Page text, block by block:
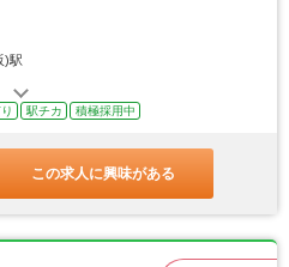
)駅
駅チカ 積極採用中
この求人に興味がある